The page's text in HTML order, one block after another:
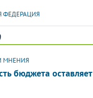
ФЕДЕРАЦИЯ
МНЕНИЯ
бюджета